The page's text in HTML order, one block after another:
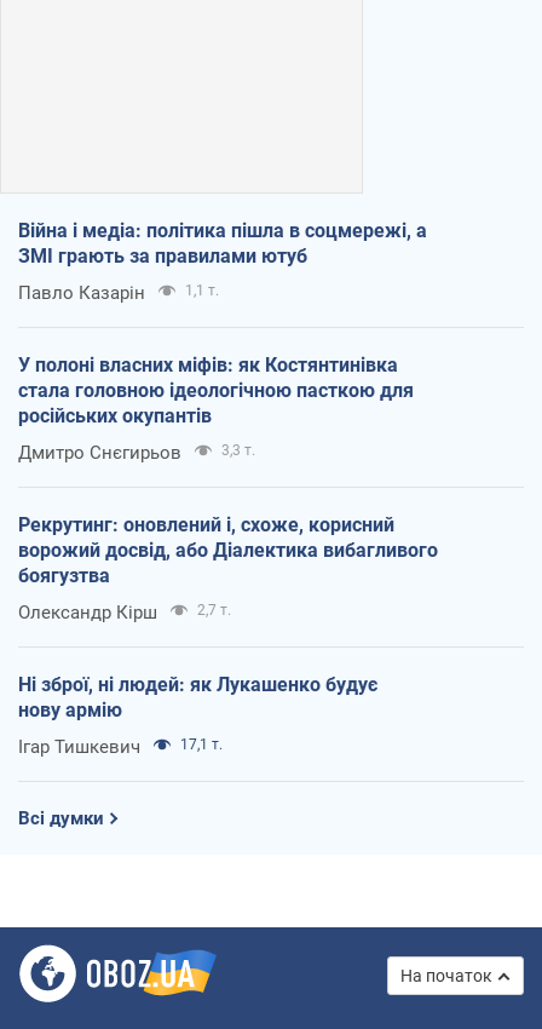
Війна і медіа: політика пішла в соцмережі, а
ЗМІ грають за правилами ютуб
Павло Казарін 1,1 т.
У полоні власних міфів: як Костянтинівка
стала головною ідеологічною пасткою для
російських окупантів
Дмитро Снєгирьов 3,3 т.
Рекрутинг: оновлений і, схоже, корисний
ворожий досвід, або Діалектика вибагливого
боягузтва
Олександр Кірш 2,7 т.
Ні зброї, ні людей: як Лукашенко будує
нову армію
Ігар Тишкевич 17,1 т.
Всі думки
На початок